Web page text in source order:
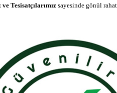
Tesisatçılarımız sayesinde gönül